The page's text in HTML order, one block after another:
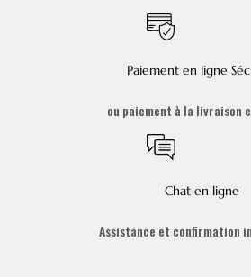
Paiement en ligne
ou paiement à la livraison
Chat en ligne
Assistance et confirmation